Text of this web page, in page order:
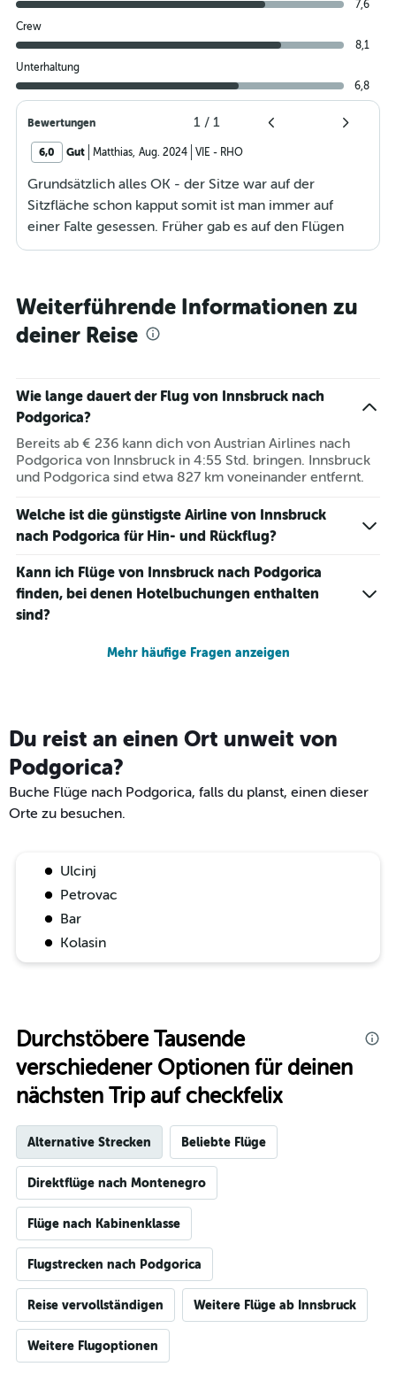
7,6
Crew
8,1
Unterhaltung
6,8
Bewertungen 1 / 1
6,0 Gut Matthias Aug. 2024 VIE - RHO
Grundsätzlich alles OK - der Sitze war auf der
Sitzfläche schon kapput somit ist man immer auf
einer Falte gesessen. Früher gab es auf den Flügen
immer eine gratis Speise und Getränke... Jetz muss
gerne mit der Austrian Airlines geflogen bin, weil ich
mir über dieses Dinge keine Gedanken machen
Weiterführende Informationen zu
deiner Reise
Wie lange dauert der Flug von Innsbruck nach
Podgorica?
Bereits ab € 236 kann dich von Austrian Airlines nach
Podgorica von Innsbruck in 4:55 Std. bringen. Innsbruck
und Podgorica sind etwa 827 km voneinander entfernt.
Welche ist die günstigste Airline von Innsbruck
nach Podgorica für Hin- und Rückflug?
Kann ich Flüge von Innsbruck nach Podgorica
finden, bei denen Hotelbuchungen enthalten
sind?
Mehr häufige Fragen anzeigen
Du reist an einen Ort unweit von
Podgorica?
Buche Flüge nach Podgorica, falls du planst, einen dieser
Orte zu besuchen.
Ulcinj
Petrovac
Bar
Kolasin
Durchstöbere Tausende
verschiedener Optionen für deinen
nächsten Trip auf checkfelix
Alternative Strecken Beliebte Flüge
Direktflüge nach Montenegro
Flüge nach Kabinenklasse
Flugstrecken nach Podgorica
Reise vervollständigen Weitere Flüge ab Innsbruck
Weitere Flugoptionen